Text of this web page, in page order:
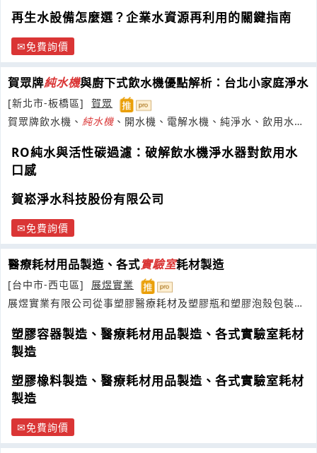
再生水設備怎麼選？企業水資源再利用的關鍵指南
免費詢價
賀眾牌純水機與廚下式飲水機優點解析：台北小家庭淨水
[新北市-板橋區]
賀眾
賀眾牌飲水機、 純水機 、開水機、電解水機、純淨水、飲用水設
RO純水與活性碳過濾：破解飲水機淨水器對飲用水
口感
賀崧淨水科技股份有限公司
免費詢價
醫療耗材用品製造、各式實驗室耗材製造
[台中市-西屯區]
展煜實業
展煜實業有限公司從事塑膠醫療耗材及塑膠瓶和塑膠泡殼包裝生
塑膠容器製造、醫療耗材用品製造、各式實驗室耗材
製造
塑膠橡料製造、醫療耗材用品製造、各式實驗室耗材
製造
免費詢價